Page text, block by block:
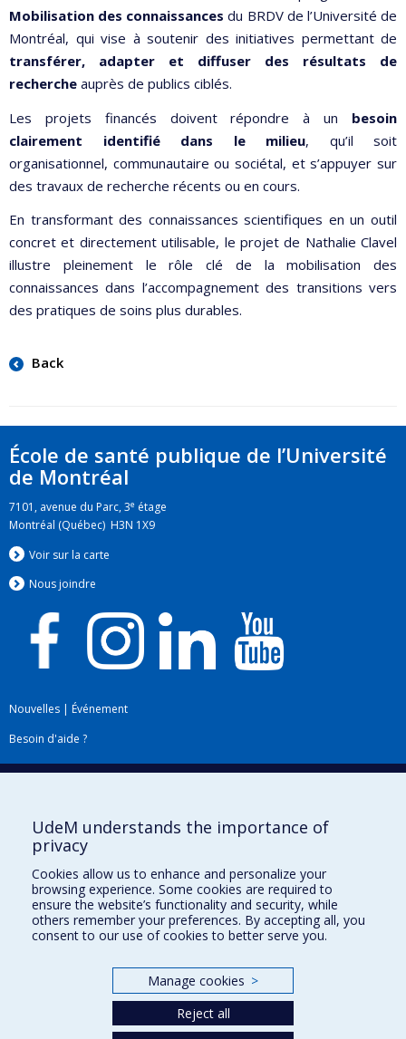
Mobilisation des connaissances du BRDV de l’Université de
Montréal, qui vise à soutenir des initiatives permettant de
transférer, adapter et diffuser des résultats de
recherche auprès de publics ciblés.
Les projets financés doivent répondre à un besoin
clairement identifié dans le milieu, qu’il soit
organisationnel, communautaire ou sociétal, et s’appuyer sur
des travaux de recherche récents ou en cours.
En transformant des connaissances scientifiques en un outil
concret et directement utilisable, le projet de Nathalie Clavel
illustre pleinement le rôle clé de la mobilisation des
connaissances dans l’accompagnement des transitions vers
des pratiques de soins plus durables.
Back
École de santé publique de l’Université
de Montréal
7101, avenue du Parc, 3e étage
Montréal (Québec) H3N 1X9
Voir sur la carte
Nous joindre
Nouvelles | Événement
Besoin d'aide ?
Plan du site|Accessibilité
Téléchargez les logos de l'ESPUM
UdeM understands the importance of
privacy
Cookies allow us to enhance and personalize your
browsing experience. Some cookies are required to
ensure the website’s functionality and security, while
others remember your preferences. By accepting all, you
consent to our use of cookies to better serve you.
Manage cookies >
Reject all